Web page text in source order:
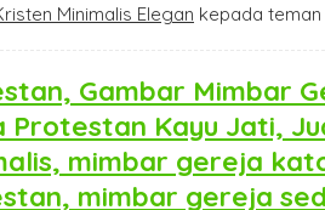
Minimalis Elegan kepada
Gambar Mimbar
Protestan Kayu Jati,
mimbar gereja
mimbar gereja